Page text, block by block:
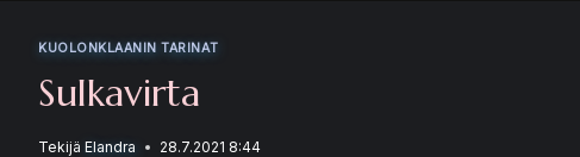
KUOLONKLAANIN TARINAT
Sulkavirta
Tekijä Elandra 28.7.2021 8:44